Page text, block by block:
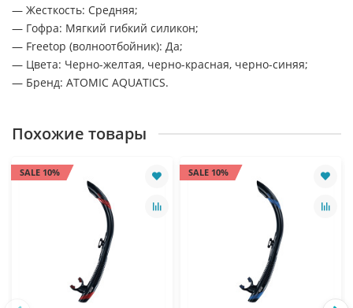
— Жесткость: Средняя;
— Гофра: Мягкий гибкий силикон;
— Freetop (волноотбойник): Да;
— Цвета: Черно-желтая, черно-красная, черно-синяя;
— Бренд: ATOMIC AQUATICS.
Похожие товары
SALE 10% SALE 10%